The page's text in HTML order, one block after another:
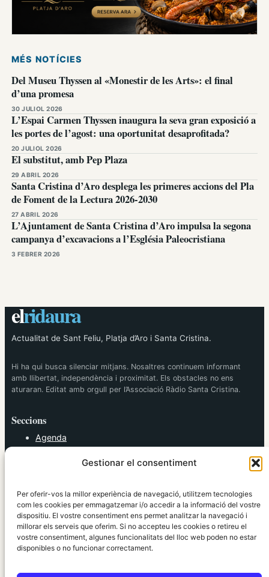
Gestionar el consentiment
Per oferir-vos la millor experiència de navegació, utilitzem tecnologies
com les cookies per emmagatzemar i/o accedir a la informació del vostre
dispositiu. El vostre consentiment ens permet analitzar la navegació i
millorar els serveis que oferim. Si no accepteu les cookies o retireu el
vostre consentiment, algunes funcionalitats del lloc web poden no estar
disponibles o no funcionar correctament.
MÉS NOTÍCIES
Del Museu Thyssen al «Monestir de les Arts»: el final
d’una promesa
30 JULIOL 2026
L’Espai Carmen Thyssen inaugura la seva gran exposició a
les portes de l’agost: una oportunitat desaprofitada?
20 JULIOL 2026
El substitut, amb Pep Plaza
29 ABRIL 2026
Santa Cristina d’Aro desplega les primeres accions del Pla
de Foment de la Lectura 2026-2030
27 ABRIL 2026
L’Ajuntament de Santa Cristina d’Aro impulsa la segona
campanya d’excavacions a l’Església Paleocristiana
3 FEBRER 2026
elridaura
Actualitat de Sant Feliu, Platja d’Aro i Santa Cristina.
Hi ha qui busca silenciar mitjans. Nosaltres continuem informant
amb llibertat, independència i proximitat. Els obstacles no ens
aturaran. Editat amb orgull per l’Associació Ràdio Santa Cristina.
Seccions
Agenda
Política
Societat
Tendències
elRidaura.com